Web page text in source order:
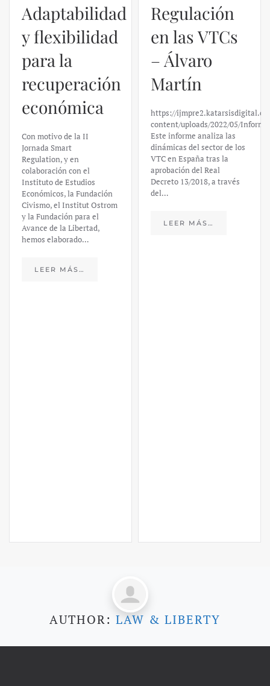
Regulación
en las VTCs
– Álvaro
Martín
https://ijmpre2.katarsisdigital.com/wp-
content/uploads/2022/05/Informe_sobre_las_VTC.pdf
Este informe analiza las
dinámicas del sector de los
VTC en España tras la
aprobación del Real
Decreto 13/2018, a través
del…
LEER MÁS…
El caso de
Silicon
Valley Bank:
un análisis
financiero –
Daniel
Fernández
AUTHOR: LAW & LIBERTY